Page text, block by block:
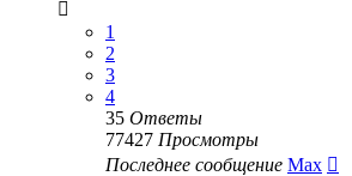
1
2
3
4
35 Ответы
77427 Просмотры
Последнее сообщение Max